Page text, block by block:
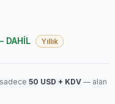
DAHİL Yıllık
50 USD + KDV — alan